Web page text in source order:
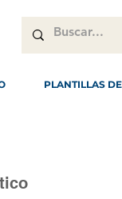
PLANTILLAS